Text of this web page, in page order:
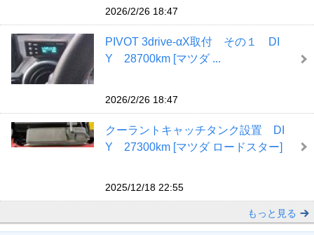
2026/2/26 18:47
PIVOT 3drive-αX取付 その１ DI
Y 28700km [マツダ ...
2026/2/26 18:47
クーラントキャッチタンク設置 DI
Y 27300km [マツダ ロードスター]
2025/12/18 22:55
もっと見る